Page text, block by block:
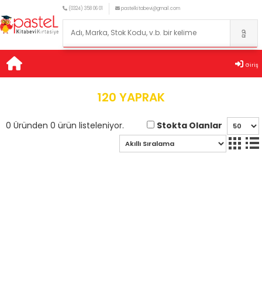
(0324) 358 06 01 pastelkitabevi@gmail.com
Giriş
120 YAPRAK
0 Üründen 0 ürün listeleniyor. Stokta Olanlar